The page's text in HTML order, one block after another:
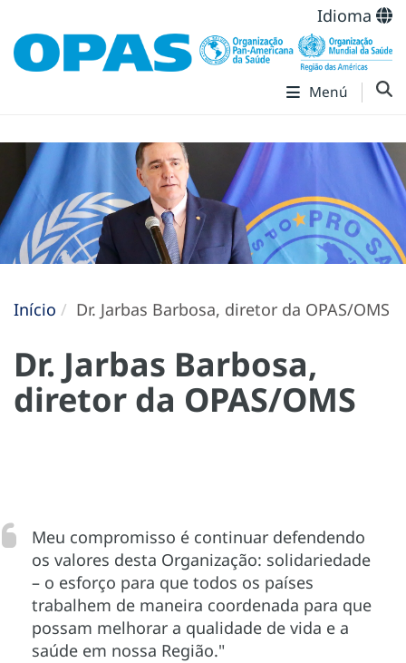
Idioma
Menú
Início Dr. Jarbas Barbosa, diretor da OPAS/OMS
Dr. Jarbas Barbosa,
diretor da OPAS/OMS
Meu compromisso é continuar defendendo
os valores desta Organização: solidariedade
– o esforço para que todos os países
trabalhem de maneira coordenada para que
possam melhorar a qualidade de vida e a
saúde em nossa Região."